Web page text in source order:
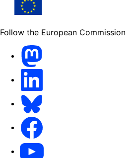
Follow the European Commission
Youtube